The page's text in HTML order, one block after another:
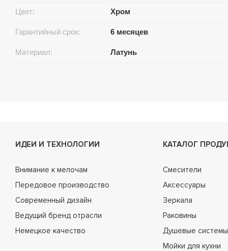
Цвет: Хром
Гарантийный срок: 6 месяцев
Материал: Латунь
ИДЕИ И ТЕХНОЛОГИИ
Внимание к мелочам
Передовое производство
Современный дизайн
Ведущий бренд отрасли
Немецкое качество
КАТАЛОГ
Смесители
Аксессуары
Зеркала
Раковины
Душевые системы
Мойки для кухни